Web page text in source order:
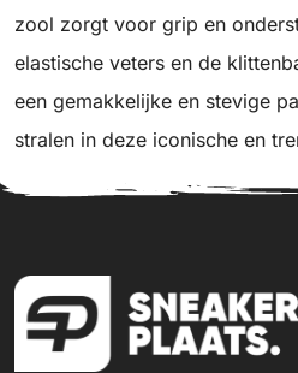
zool zorgt voor grip en
elastische veters en de
een gemakkelijke en stevige
stralen in deze iconische en